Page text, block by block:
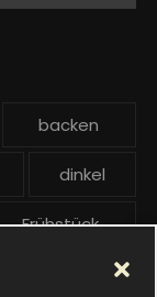
backen
dinkel
Frühstück